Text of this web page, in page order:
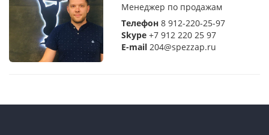
Менеджер по продажам
Телефон8 912-220-25-97
Skype+7 912 220 25 97
E-mail204@spezzap.ru